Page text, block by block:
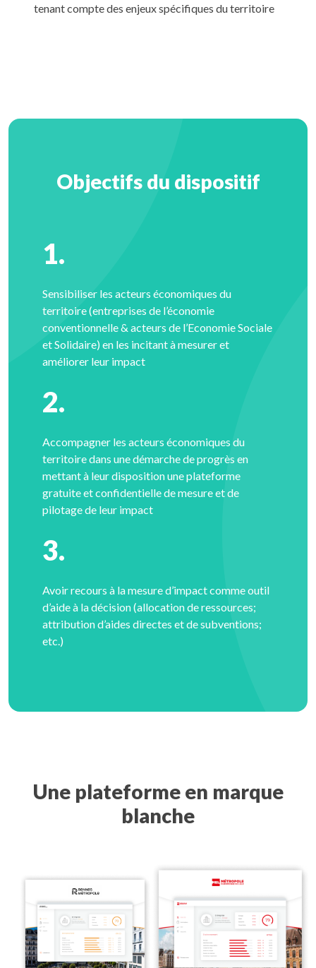
tenant compte des enjeux spécifiques du territoire
Objectifs du dispositif
1.
Sensibiliser les acteurs économiques du
territoire (entreprises de l’économie
conventionnelle & acteurs de l’Economie Sociale
et Solidaire) en les incitant à mesurer et
améliorer leur impact
2.
Accompagner les acteurs économiques du
territoire dans une démarche de progrès en
mettant à leur disposition une plateforme
gratuite et confidentielle de mesure et de
pilotage de leur impact
3.
Avoir recours à la mesure d’impact comme outil
d’aide à la décision (allocation de ressources;
attribution d’aides directes et de subventions;
etc.)
Une plateforme en marque
blanche